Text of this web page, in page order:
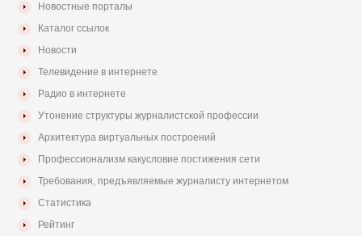
Новостные порталы
Каталог ссылок
Новости
Телевидение в интернете
Радио в интернете
Утонение структуры журналистской профессии
Архитектура виртуальных построений
Профессионализм какусловие постижения сети
Требования, предъявляемые журналисту интернетом
Статистика
Рейтинг